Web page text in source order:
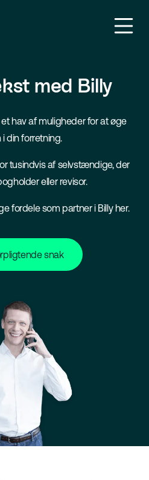
med Billy
hav af muligheder for at øge
din forretning.
tusindvis af selvstændige, der
eller revisor.
fordele som partner i Billy her.
snak